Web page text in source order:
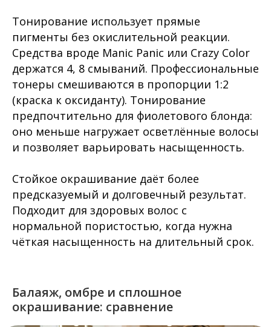
Тонирование использует прямые
пигменты без окислительной реакции.
Средства вроде Manic Panic или Crazy Color
держатся 4, 8 смываний. Профессиональные
тонеры смешиваются в пропорции 1:2
(краска к оксиданту). Тонирование
предпочтительно для фиолетового блонда:
оно меньше нагружает осветлённые волосы
и позволяет варьировать насыщенность.
Стойкое окрашивание даёт более
предсказуемый и долговечный результат.
Подходит для здоровых волос с
нормальной пористостью, когда нужна
чёткая насыщенность на длительный срок.
Балаяж, омбре и сплошное
окрашивание: сравнение